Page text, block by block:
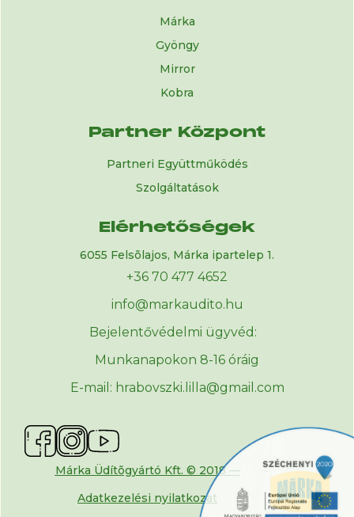
Márka
Gyöngy
Mirror
Kobra
Partner Központ
Partneri Együttműködés
Szolgáltatások
Elérhetőségek
6055 Felsõlajos, Márka ipartelep 1.
+36 70 477 4652
info@markaudito.hu
Bejelentővédelmi ügyvéd:
Munkanapokon 8-16 óráig
E-mail: hrabovszki.lilla@gmail.com
Márka Üdítõgyártó Kft. © 2018 —
Adatkezelési nyilatkozat